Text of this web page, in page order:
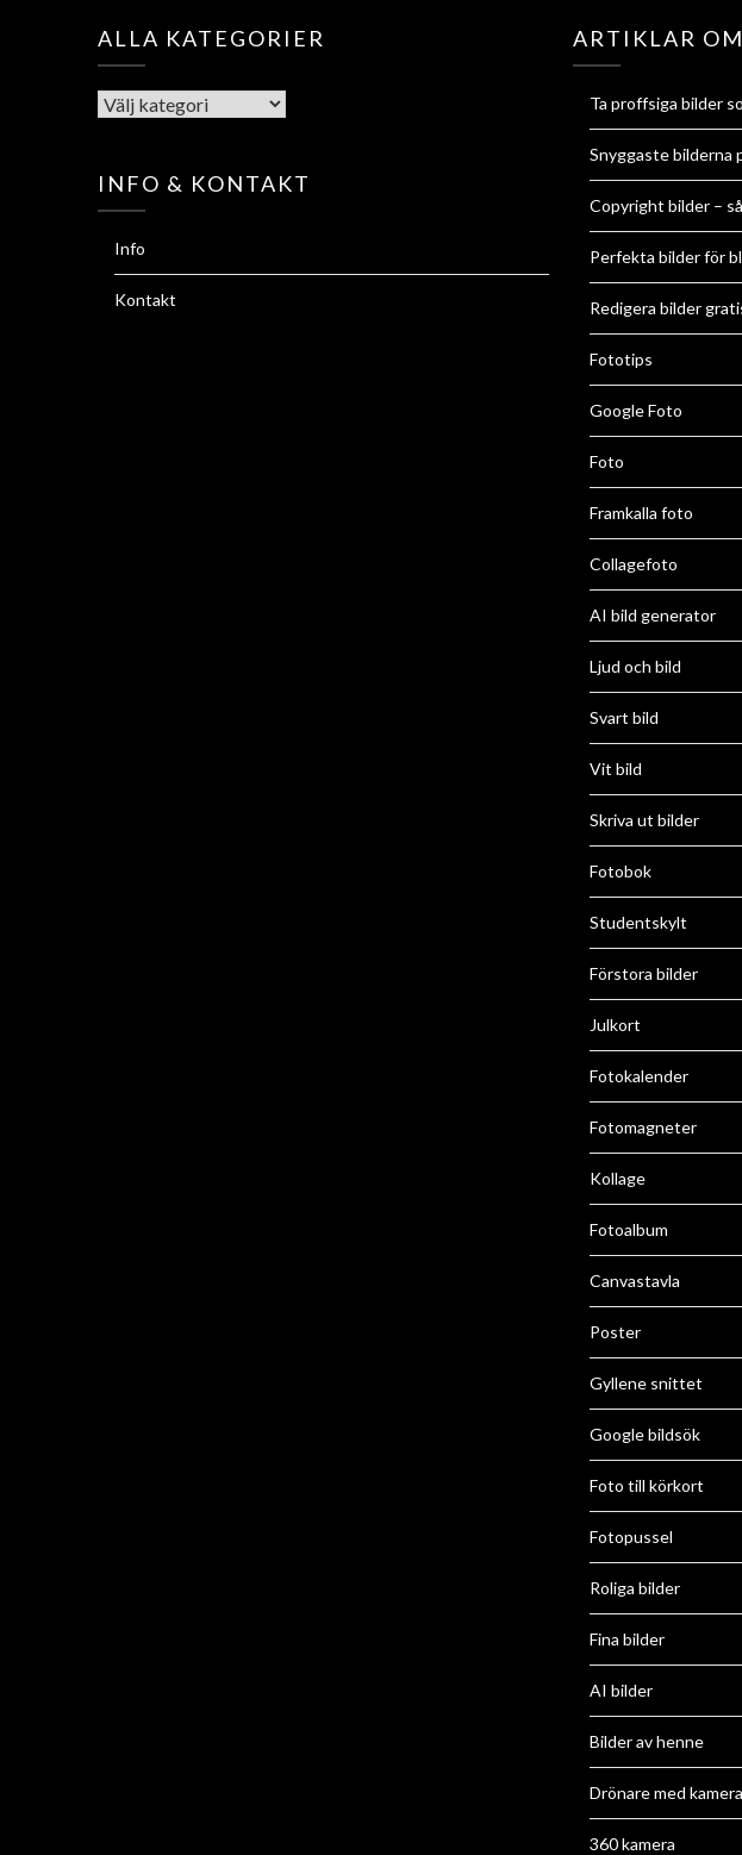
ALLA KATEGORIER
INFO & KONTAKT
Info
Kontakt
ARTIKLAR
Ta proffsiga bilder
Snyggaste bilderna
Copyright bilder –
Perfekta bilder för
Redigera bilder
Fototips
Google Foto
Foto
Framkalla foto
Collagefoto
AI bild generator
Ljud och bild
Svart bild
Vit bild
Skriva ut bilder
Fotobok
Studentskylt
Förstora bilder
Julkort
Fotokalender
Fotomagneter
Kollage
Fotoalbum
Canvastavla
Poster
Gyllene snittet
Google bildsök
Foto till körkort
Fotopussel
Roliga bilder
Fina bilder
AI bilder
Bilder av henne
Drönare med kamera
360 kamera